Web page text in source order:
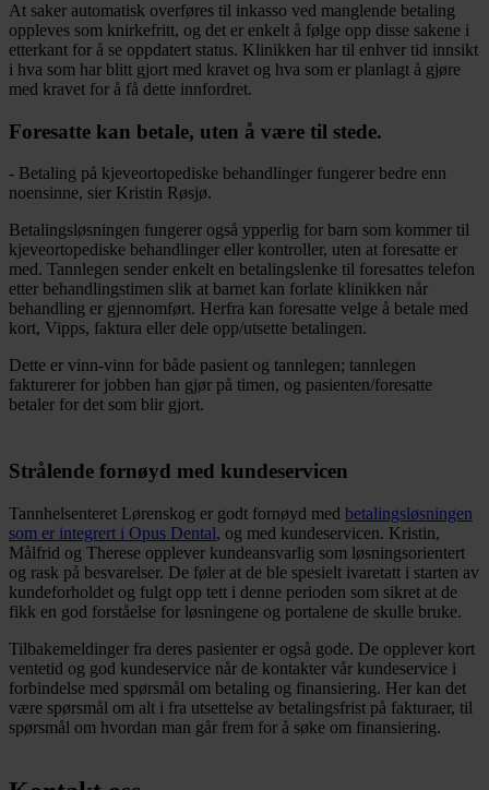
At saker automatisk overføres til inkasso ved manglende betaling
oppleves som knirkefritt, og det er enkelt å følge opp disse sakene i
etterkant for å se oppdatert status. Klinikken har til enhver tid innsikt
i hva som har blitt gjort med kravet og hva som er planlagt å gjøre
med kravet for å få dette innfordret.
Foresatte kan betale, uten å være til stede.
- Betaling på kjeveortopediske behandlinger fungerer bedre enn
noensinne, sier Kristin Røsjø.
Betalingsløsningen fungerer også ypperlig for barn som kommer til
kjeveortopediske behandlinger eller kontroller, uten at foresatte er
med. Tannlegen sender enkelt en betalingslenke til foresattes telefon
etter behandlingstimen slik at barnet kan forlate klinikken når
behandling er gjennomført. Herfra kan foresatte velge å betale med
kort, Vipps, faktura eller dele opp/utsette betalingen.
Dette er vinn-vinn for både pasient og tannlegen; tannlegen
fakturerer for jobben han gjør på timen, og pasienten/foresatte
betaler for det som blir gjort.
Strålende fornøyd med kundeservicen
Tannhelsenteret Lørenskog er godt fornøyd med betalingsløsningen
som er integrert i Opus Dental, og med kundeservicen. Kristin,
Målfrid og Therese opplever kundeansvarlig som løsningsorientert
og rask på besvarelser. De føler at de ble spesielt ivaretatt i starten av
kundeforholdet og fulgt opp tett i denne perioden som sikret at de
fikk en god forståelse for løsningene og portalene de skulle bruke.
Tilbakemeldinger fra deres pasienter er også gode. De opplever kort
ventetid og god kundeservice når de kontakter vår kundeservice i
forbindelse med spørsmål om betaling og finansiering. Her kan det
være spørsmål om alt i fra utsettelse av betalingsfrist på fakturaer, til
spørsmål om hvordan man går frem for å søke om finansiering.